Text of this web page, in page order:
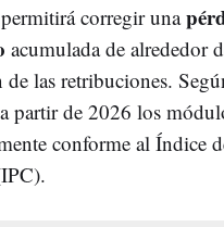
corregir una
acumulada de alrededor
las retribuciones.
partir de 2026 los
conforme al Índice